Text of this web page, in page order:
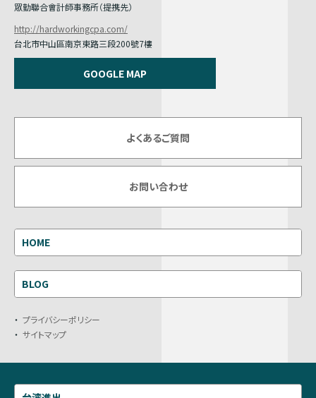
眾勤聯合會計師事務所（提携先）
http://hardworkingcpa.com/
台北市中山區南京東路三段200號7樓
GOOGLE MAP
よくあるご質問
お問い合わせ
HOME
BLOG
プライバシーポリシー
サイトマップ